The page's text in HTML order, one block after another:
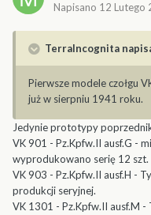
Napisano 12 Lutego
TerraIncognita
Pierwsze modele czołgu
już w sierpniu 1941 roku.
Jedynie prototypy
VK 901 - Pz.Kpfw.II ausf.G -
wyprodukowano serię 12 szt.
VK 903 - Pz.Kpfw.II ausf.H -
produkcji seryjnej.
VK 1301 - Pz.Kpfw.II ausf.M